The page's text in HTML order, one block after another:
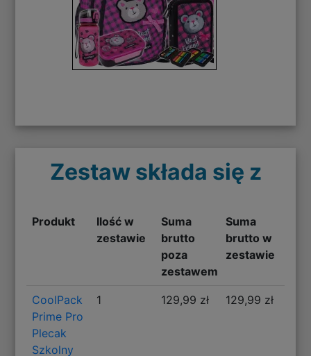
Zestaw składa się z
Produkt
Ilość w
zestawie
Suma
brutto
poza
zestawem
Suma
brutto w
zestawie
CoolPack
Prime Pro
Plecak
Szkolny
1 129,99 zł 129,99 zł